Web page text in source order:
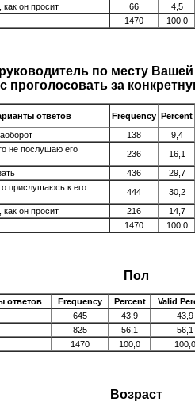
как он просит
66
4,5
1470 100,0
по месту
проголосовать за
ответов Frequency
Percent
138
9,4
не послушаю его
236
16,1
436
29,7
прислушаюсь к его
444
30,2
как он просит
216
14,7
1470 100,0
Пол
ответов Frequency Percent
Valid
645 43,9
43,9
825 56,1
56,1
1470 100,0 100,0
Возраст